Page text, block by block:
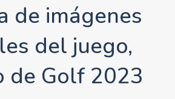
de imágenes
del juego,
de Golf 2023